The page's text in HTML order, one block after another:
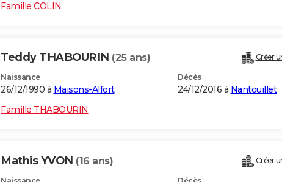
Famille COLIN
Teddy THABOURIN (25 ans) Créer
Naissance
26/12/1990 à Maisons-Alfort
Décès
24/12/2016 à Nantouillet
Famille THABOURIN
Mathis YVON (16 ans) Créer